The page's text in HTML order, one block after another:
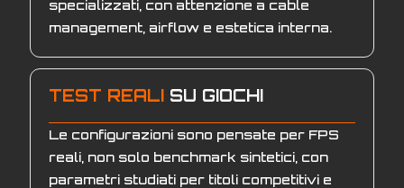
specializzati, con attenzione a cable
management, airflow e estetica interna.
TEST REALI SU GIOCHI
Le configurazioni sono pensate per FPS
reali, non solo benchmark sintetici, con
parametri studiati per titoli competitivi e